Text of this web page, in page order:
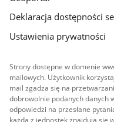
Deklaracja dostępności
Ustawienia prywatności
Strony dostępne w domenie
mailowych. Użytkownik
mail zgadza się na
dobrowolnie podanych danych
odpowiedzi na przesłane
każdą z jednostek znajdują się